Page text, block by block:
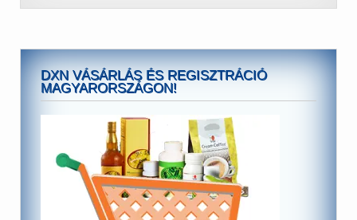
DXN VÁSÁRLÁS ÉS REGISZTRÁCIÓ
MAGYARORSZÁGON!